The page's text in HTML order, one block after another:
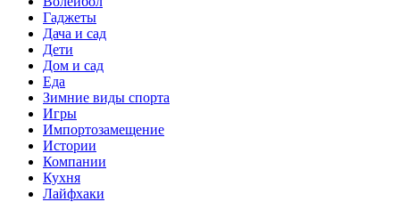
Гаджеты
Дача и сад
Дети
Дом и сад
Еда
Зимние виды спорта
Игры
Импортозамещение
Истории
Компании
Кухня
Лайфхаки